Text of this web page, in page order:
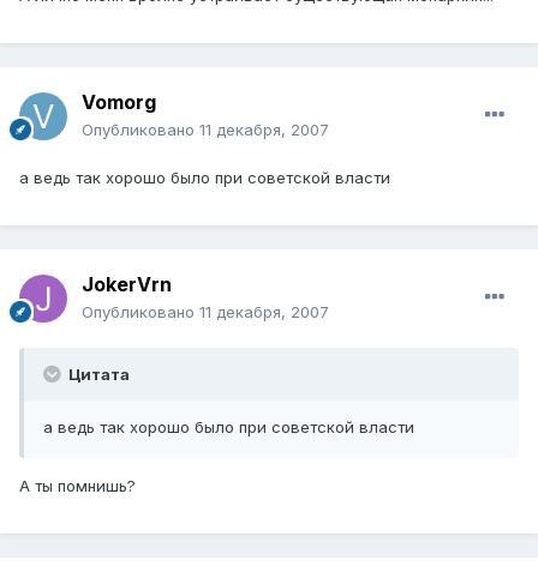
Vomorg
Опубликовано 11 декабря, 2007
а ведь так хорошо было при советской власти
JokerVrn
Опубликовано 11 декабря, 2007
Цитата
а ведь так хорошо было при советской власти
А ты помнишь?